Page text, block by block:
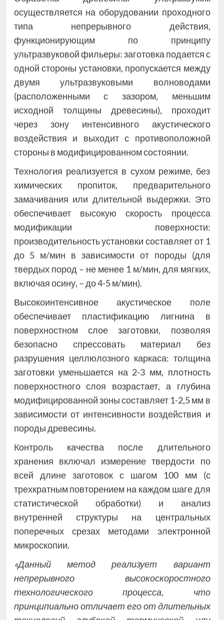
осуществляется на оборудовании проходного
типа непрерывного действия,
функционирующим по принципу
ультразвуковой фильеры: заготовка подается с
одной стороны установки, пропускается между
двумя ультразвуковыми волноводами
(расположенными с зазором, меньшим
исходной толщины древесины), проходит
через зону интенсивного акустического
воздействия и выходит с противоположной
стороны в модифицированном состоянии.
Технология реализуется в сухом режиме, без
химических пропиток, предварительного
замачивания или длительной выдержки. Это
обеспечивает высокую скорость процесса
модификации поверхности:
производительность установки составляет от 1
до 5 м/мин в зависимости от породы (для
твердых пород – не менее 1 м/мин, для мягких,
включая осину, – до 4-5 м/мин).
Высокоинтенсивное акустическое поле
обеспечивает пластификацию лигнина в
поверхностном слое заготовки, позволяя
безопасно спрессовать материал без
разрушения целлюлозного каркаса: толщина
заготовки уменьшается на 2-3 мм, плотность
поверхностного слоя возрастает, а глубина
модифицированной зоны составляет 1-2,5 мм в
зависимости от интенсивности воздействия и
породы древесины.
Контроль качества после длительного
хранения включал измерение твердости по
всей длине заготовок с шагом 100 мм (с
трехкратным повторением на каждом шаге для
статистической обработки) и анализ
внутренней структуры на центральных
поперечных срезах методами электронной
микроскопии.
«Данный метод реализует вариант
непрерывного высокоскоростного
технологического процесса, что
принципиально отличает его от длительных